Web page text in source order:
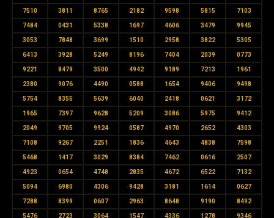
7510 3811 8765 2182 9598 5815 7103
7484 0431 5338 1697 4606 3479 9945
3053 7848 3699 1510 2958 3822 5305
6413 3928 5249 8196 7404 2039 0773
9221 8479 3500 4942 9189 7213 1961
2380 9076 4490 0588 1654 9406 9498
5754 8355 5639 6040 2418 0621 3172
1965 7397 9628 5209 3086 5975 9412
2049 9705 9924 0587 4970 2652 4303
7108 9267 2251 1836 4643 4838 7598
5468 1417 3029 8384 7462 0616 2507
4923 0654 4748 2835 4672 6522 7132
5094 6980 4306 9428 3181 1614 0627
7288 8399 0607 2963 8648 9190 8492
5476 2723 3064 1547 4336 1278 9346